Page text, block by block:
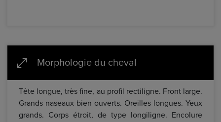
Morphologie du cheval
Tête longue, très fine, au profil rectiligne. Front large.
Grands naseaux bien ouverts. Oreilles longues. Yeux
grands. Corps étroit, de type longiligne. Encolure